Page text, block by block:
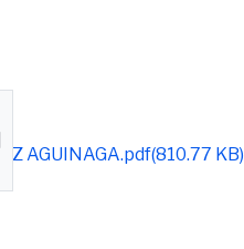
AGUINAGA.pdf(810.77 KB)